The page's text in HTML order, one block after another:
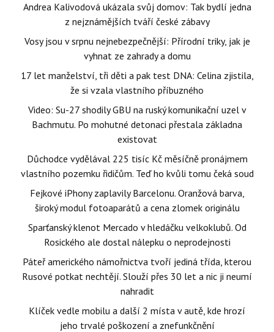
Andrea Kalivodová ukázala svůj domov: Tak bydlí jedna
z nejznámějších tváří české zábavy
Vosy jsou v srpnu nejnebezpečnější: Přírodní triky, jak je
vyhnat ze zahrady a domu
17 let manželství, tři děti a pak test DNA: Celina zjistila,
že si vzala vlastního příbuzného
Video: Su-27 shodily GBU na ruský komunikační uzel v
Bachmutu. Po mohutné detonaci přestala základna
existovat
Důchodce vydělával 225 tisíc Kč měsíčně pronájmem
vlastního pozemku řidičům. Teď ho kvůli tomu čeká soud
Fejkové iPhony zaplavily Barcelonu. Oranžová barva,
široký modul fotoaparátů a cena zlomek originálu
Sparťanský klenot Mercado v hledáčku velkoklubů. Od
Rosického ale dostal nálepku o neprodejnosti
Páteř amerického námořnictva tvoří jediná třída, kterou
Rusové potkat nechtějí. Slouží přes 30 let a nic ji neumí
nahradit
Klíček vedle mobilu a další 2 místa v autě, kde hrozí
jeho trvalé poškození a znefunkčnění